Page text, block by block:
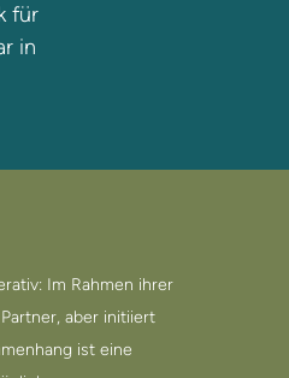
für
in
Im Rahmen ihrer
aber initiiert
ist eine